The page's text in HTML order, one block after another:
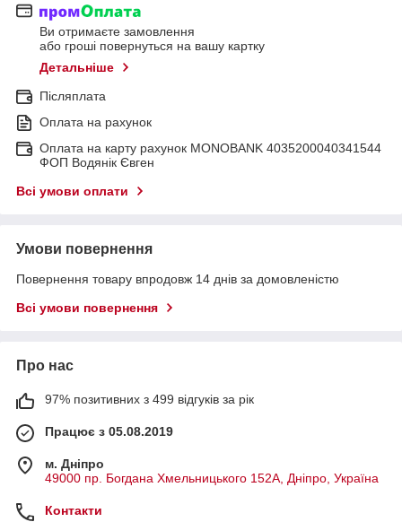
Ви отримаєте замовлення
або гроші повернуться на вашу картку
Детальніше
Післяплата
Оплата на рахунок
Оплата на карту рахунок MONOBANK 4035200040341544
ФОП Водянік Євген
Всі умови оплати
Умови повернення
Повернення товару впродовж 14 днів за домовленістю
Всі умови повернення
Про нас
97% позитивних з 499 відгуків за рік
Працює з 05.08.2019
м. Дніпро
49000 пр. Богдана Хмельницького 152А, Дніпро, Україна
Контакти